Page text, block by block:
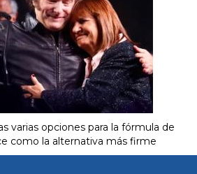
varias opciones para la fórmula de
como la alternativa más firme